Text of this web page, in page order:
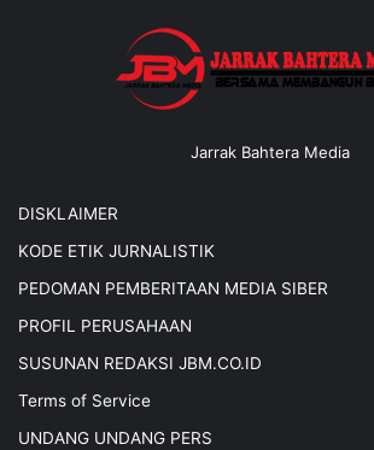
Jarrak Bahtera Media
DISKLAIMER
KODE ETIK JURNALISTIK
PEDOMAN PEMBERITAAN MEDIA SIBER
PROFIL PERUSAHAAN
SUSUNAN REDAKSI JBM.CO.ID
Terms of Service
UNDANG UNDANG PERS